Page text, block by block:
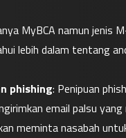
MyBCA namun jenis
lebih dalam tentang
phishing: Penipuan
email palsu
meminta nasabah